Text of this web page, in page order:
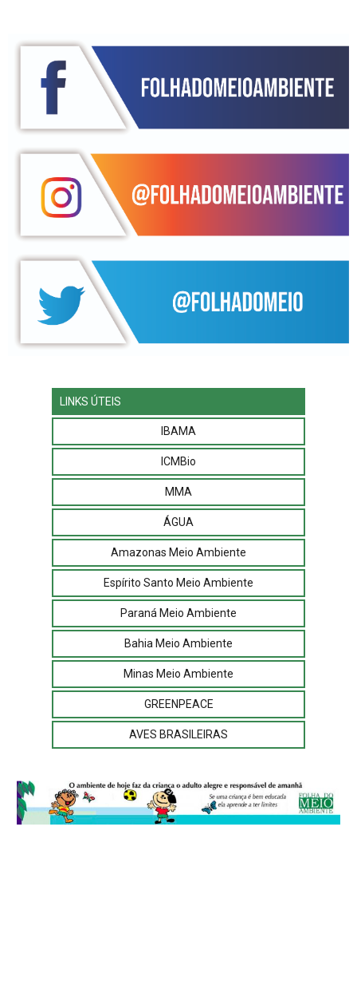
LINKS ÚTEIS
IBAMA
ICMBio
MMA
ÁGUA
Amazonas Meio Ambiente
Espírito Santo Meio Ambiente
Paraná Meio Ambiente
Bahia Meio Ambiente
Minas Meio Ambiente
GREENPEACE
AVES BRASILEIRAS